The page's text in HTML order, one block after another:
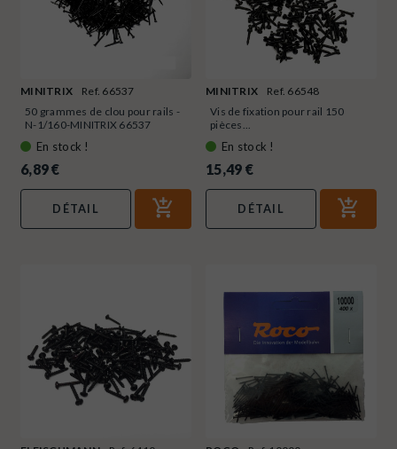
MINITRIX
Ref. 66537
50 grammes de clou pour rails -
N-1/160-MINITRIX 66537
En stock !
6,89 €
DÉTAIL
MINITRIX
Ref. 66548
Vis de fixation pour rail 150
pièces...
En stock !
15,49 €
DÉTAIL